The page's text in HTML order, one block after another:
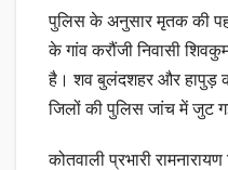
पुलिस के अनुसार मृतक की
के गांव करौंजी निवासी
है। शव बुलंदशहर और हापुड़
जिलों की पुलिस जांच में जुट
कोतवाली प्रभारी